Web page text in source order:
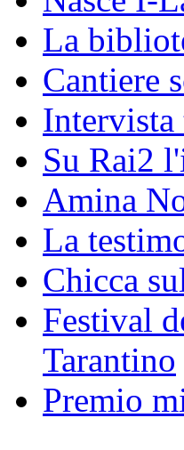
La
Cantiere
Su Rai2
Amina
La
Chicca
Festival
Tarantino
Premio